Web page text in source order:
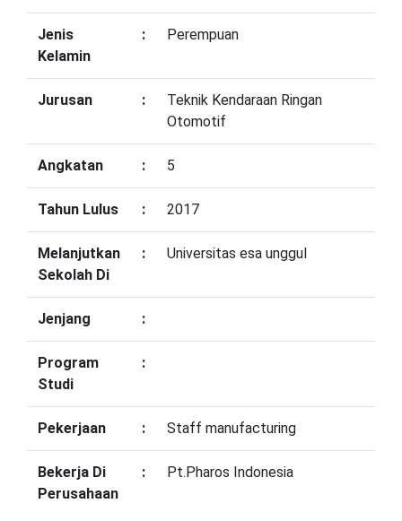
Jenis
Kelamin
: Perempuan
Jurusan :
Teknik Kendaraan Ringan
Otomotif
Angkatan : 5
Tahun Lulus : 2017
Melanjutkan
Sekolah Di
: Universitas esa unggul
Jenjang :
Program
Studi
:
Pekerjaan : Staff manufacturing
Bekerja Di
Perusahaan
: Pt.Pharos Indonesia